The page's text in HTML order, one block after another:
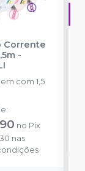
Corrente
-
com 1,5
:
no Pix
nas